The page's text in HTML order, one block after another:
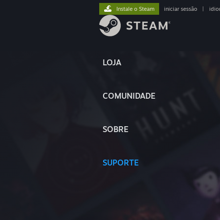
LOJA
COMUNIDADE
SOBRE
SUPORTE
Instale o Steam iniciar sessão